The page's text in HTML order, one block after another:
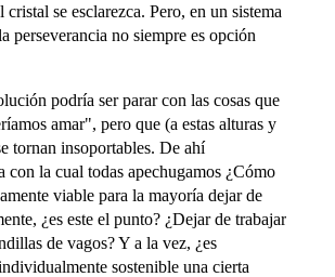
cristal se esclarezca. Pero, en un sistema
perseverancia no siempre es opción
podría ser parar con las cosas que
amar", pero que (a estas alturas y
tornan insoportables. De ahí
con la cual todas apechugamos ¿Cómo
viable para la mayoría dejar de
¿es este el punto? ¿Dejar de trabajar
de vagos? Y a la vez, ¿es
sostenible una cierta